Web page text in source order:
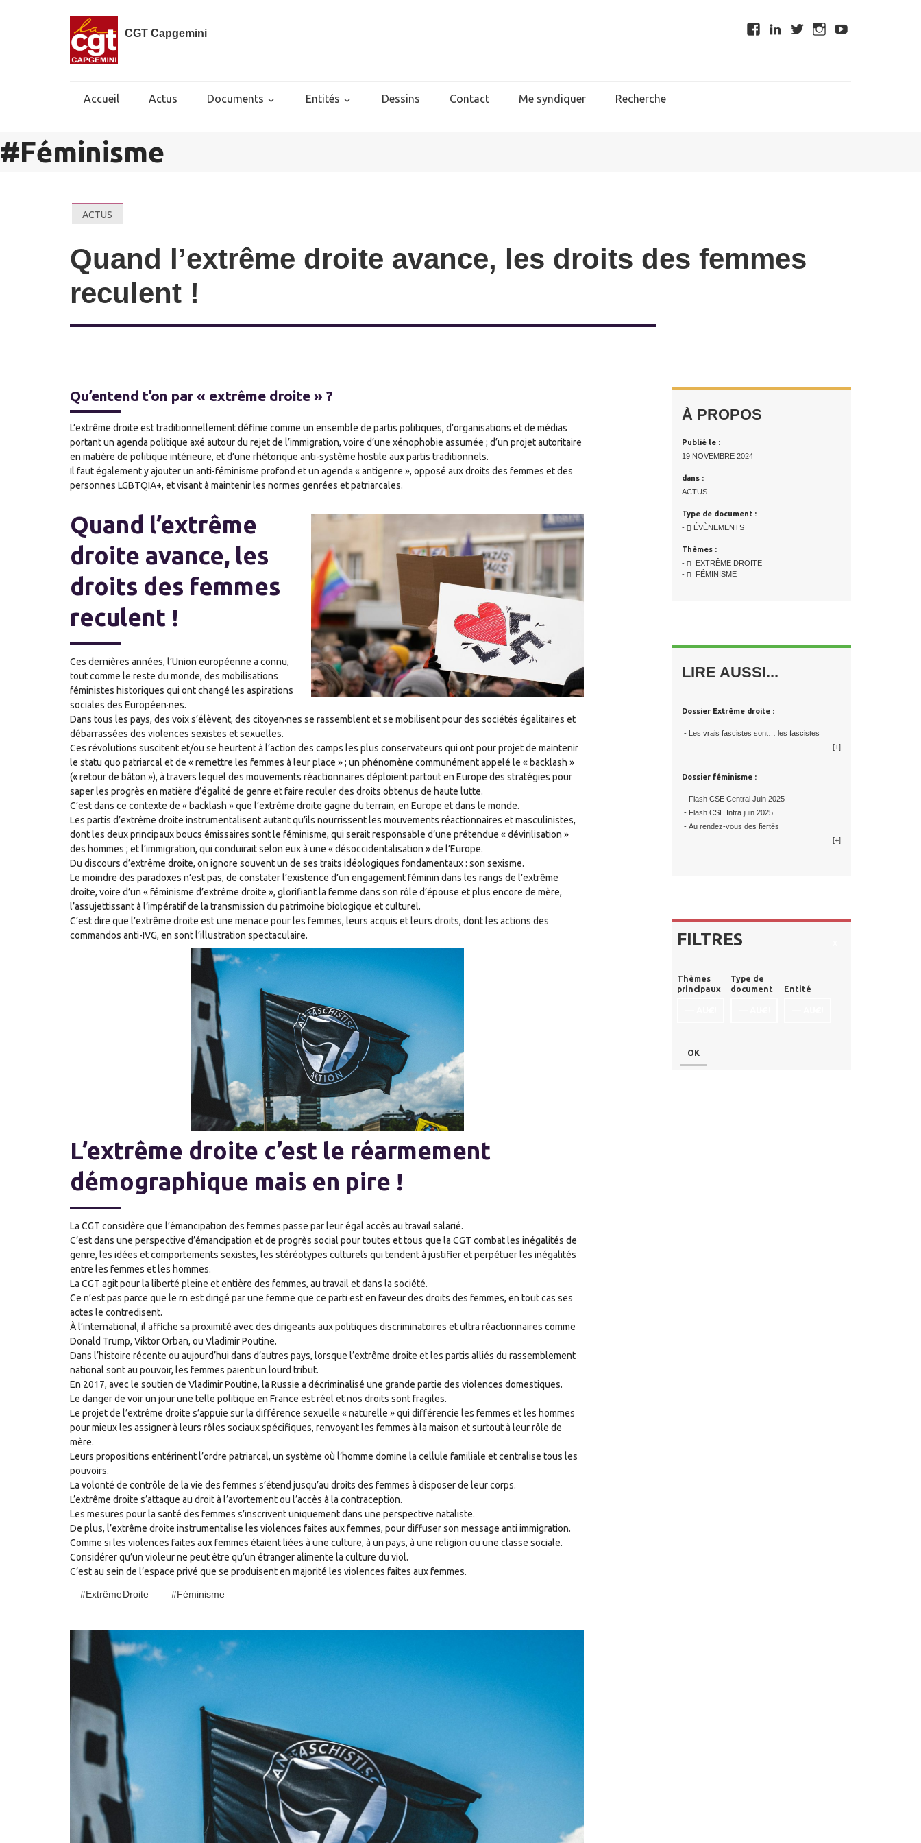
CGT Capgemini
Accueil Actus Documents Entités Dessins Contact Me syndiquer Recherche
#Féminisme
ACTUS
Quand l’extrême droite avance, les droits des femmes
reculent !
Qu’entend t’on par « extrême droite » ?
L’extrême droite est traditionnellement définie comme un ensemble de partis politiques, d’organisations et de médias
portant un agenda politique axé autour du rejet de l’immigration, voire d’une xénophobie assumée ; d’un projet autoritaire
en matière de politique intérieure, et d’une rhétorique anti-système hostile aux partis traditionnels.
Il faut également y ajouter un anti-féminisme profond et un agenda « antigenre », opposé aux droits des femmes et des
personnes LGBTQIA+, et visant à maintenir les normes genrées et patriarcales.
Quand l’extrême
droite avance, les
droits des femmes
reculent !
Ces dernières années, l’Union européenne a connu,
tout comme le reste du monde, des mobilisations
féministes historiques qui ont changé les aspirations
sociales des Européen·nes.
Dans tous les pays, des voix s’élèvent, des citoyen·nes se rassemblent et se mobilisent pour des sociétés égalitaires et
débarrassées des violences sexistes et sexuelles.
Ces révolutions suscitent et/ou se heurtent à l’action des camps les plus conservateurs qui ont pour projet de maintenir
le statu quo patriarcal et de « remettre les femmes à leur place » ; un phénomène communément appelé le « backlash »
(« retour de bâton »), à travers lequel des mouvements réactionnaires déploient partout en Europe des stratégies pour
saper les progrès en matière d’égalité de genre et faire reculer des droits obtenus de haute lutte.
C’est dans ce contexte de « backlash » que l’extrême droite gagne du terrain, en Europe et dans le monde.
Les partis d’extrême droite instrumentalisent autant qu’ils nourrissent les mouvements réactionnaires et masculinistes,
dont les deux principaux boucs émissaires sont le féminisme, qui serait responsable d’une prétendue « dévirilisation »
des hommes ; et l’immigration, qui conduirait selon eux à une « désoccidentalisation » de l’Europe.
Du discours d’extrême droite, on ignore souvent un de ses traits idéologiques fondamentaux : son sexisme.
Le moindre des paradoxes n’est pas, de constater l’existence d’un engagement féminin dans les rangs de l’extrême
droite, voire d’un « féminisme d’extrême droite », glorifiant la femme dans son rôle d’épouse et plus encore de mère,
l’assujettissant à l’impératif de la transmission du patrimoine biologique et culturel.
C’est dire que l’extrême droite est une menace pour les femmes, leurs acquis et leurs droits, dont les actions des
commandos anti-IVG, en sont l’illustration spectaculaire.
L’extrême droite c’est le réarmement
démographique mais en pire !
La CGT considère que l’émancipation des femmes passe par leur égal accès au travail salarié.
C’est dans une perspective d’émancipation et de progrès social pour toutes et tous que la CGT combat les inégalités de
genre, les idées et comportements sexistes, les stéréotypes culturels qui tendent à justifier et perpétuer les inégalités
entre les femmes et les hommes.
La CGT agit pour la liberté pleine et entière des femmes, au travail et dans la société.
Ce n’est pas parce que le rn est dirigé par une femme que ce parti est en faveur des droits des femmes, en tout cas ses
actes le contredisent.
À l’international, il affiche sa proximité avec des dirigeants aux politiques discriminatoires et ultra réactionnaires comme
Donald Trump, Viktor Orban, ou Vladimir Poutine.
Dans l’histoire récente ou aujourd’hui dans d’autres pays, lorsque l’extrême droite et les partis alliés du rassemblement
national sont au pouvoir, les femmes paient un lourd tribut.
En 2017, avec le soutien de Vladimir Poutine, la Russie a décriminalisé une grande partie des violences domestiques.
Le danger de voir un jour une telle politique en France est réel et nos droits sont fragiles.
Le projet de l’extrême droite s’appuie sur la différence sexuelle « naturelle » qui différencie les femmes et les hommes
pour mieux les assigner à leurs rôles sociaux spécifiques, renvoyant les femmes à la maison et surtout à leur rôle de
mère.
Leurs propositions entérinent l’ordre patriarcal, un système où l’homme domine la cellule familiale et centralise tous les
pouvoirs.
La volonté de contrôle de la vie des femmes s’étend jusqu’au droits des femmes à disposer de leur corps.
L’extrême droite s’attaque au droit à l’avortement ou l’accès à la contraception.
Les mesures pour la santé des femmes s’inscrivent uniquement dans une perspective nataliste.
De plus, l’extrême droite instrumentalise les violences faites aux femmes, pour diffuser son message anti immigration.
Comme si les violences faites aux femmes étaient liées à une culture, à un pays, à une religion ou une classe sociale.
Considérer qu’un violeur ne peut être qu’un étranger alimente la culture du viol.
C’est au sein de l’espace privé que se produisent en majorité les violences faites aux femmes.
#Extrême Droite #Féminisme
À PROPOS
Publié le :
19 NOVEMBRE 2024
dans :
ACTUS
Type de document :
-
ÉVÈNEMENTS
Thèmes :
-
EXTRÊME DROITE
-
FÉMINISME
LIRE AUSSI...
Dossier Extrême droite :
- Les vrais fascistes sont… les fascistes
[+]
Dossier féminisme :
- Flash CSE Central Juin 2025
- Flash CSE Infra juin 2025
- Au rendez-vous des fiertés
[+]
FILTRES
Thèmes
principaux
Type de
document
Entité